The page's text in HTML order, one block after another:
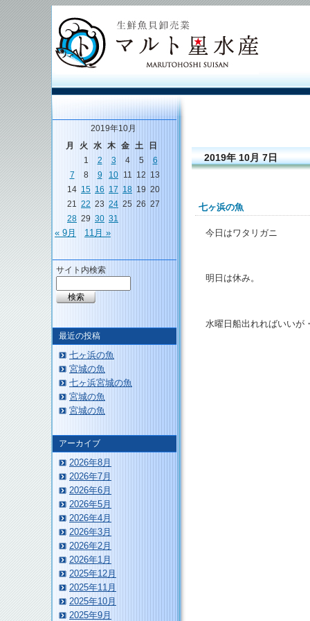
2019年 10月 7日
七ヶ浜の魚
今日はワタリガニ
明日は休み。
水曜日船出れればいいが
2019年10月
月
火 水 木 金 土
日
1
2 3 4 5
6
7
8 9 10 11 12 13
14 15 16 17 18 19 20
21 22 23 24 25 26 27
28 29 30 31
« 9月 11月 »
サイト内検索
最近の投稿
七ヶ浜の魚
宮城の魚
七ヶ浜宮城の魚
宮城の魚
宮城の魚
アーカイブ
2026年8月
2026年7月
2026年6月
2026年5月
2026年4月
2026年3月
2026年2月
2026年1月
2025年12月
2025年11月
2025年10月
2025年9月